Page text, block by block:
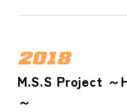
2018
M.S.S Project ～
～